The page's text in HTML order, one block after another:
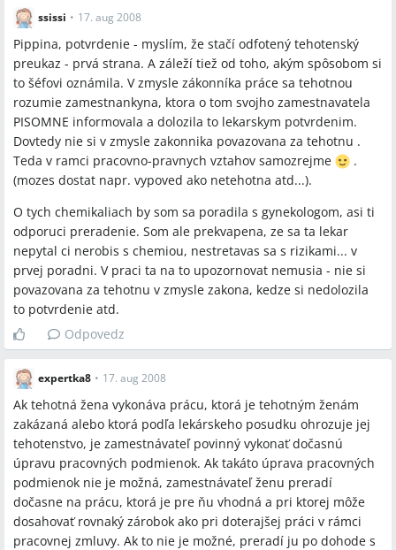
ssissi • 17. aug 2008
Pippina, potvrdenie - myslím, že stačí odfotený tehotenský
preukaz - prvá strana. A záleží tiež od toho, akým spôsobom si
to šéfovi oznámila. V zmysle zákonníka práce sa tehotnou
rozumie zamestnankyna, ktora o tom svojho zamestnavatela
PISOMNE informovala a dolozila to lekarskym potvrdenim.
Dovtedy nie si v zmysle zakonnika povazovana za tehotnu .
Teda v ramci pracovno-pravnych vztahov samozrejme
.
(mozes dostat napr. vypoved ako netehotna atd...).
O tych chemikaliach by som sa poradila s gynekologom, asi ti
odporuci preradenie. Som ale prekvapena, ze sa ta lekar
nepytal ci nerobis s chemiou, nestretavas sa s rizikami... v
prvej poradni. V praci ta na to upozornovat nemusia - nie si
povazovana za tehotnu v zmysle zakona, kedze si nedolozila
to potvrdenie atd.
Odpovedz
expertka8 • 17. aug 2008
Ak tehotná žena vykonáva prácu, ktorá je tehotným ženám
zakázaná alebo ktorá podľa lekárskeho posudku ohrozuje jej
tehotenstvo, je zamestnávateľ povinný vykonať dočasnú
úpravu pracovných podmienok. Ak takáto úprava pracovných
podmienok nie je možná, zamestnávateľ ženu preradí
dočasne na prácu, ktorá je pre ňu vhodná a pri ktorej môže
dosahovať rovnaký zárobok ako pri doterajšej práci v rámci
pracovnej zmluvy. Ak to nie je možné, preradí ju po dohode s